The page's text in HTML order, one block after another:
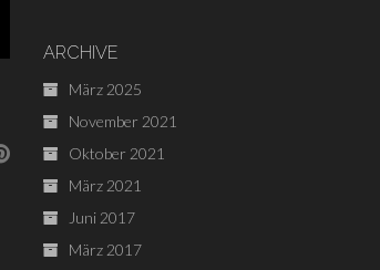
ARCHIVE
März 2025
November 2021
Oktober 2021
März 2021
Juni 2017
März 2017